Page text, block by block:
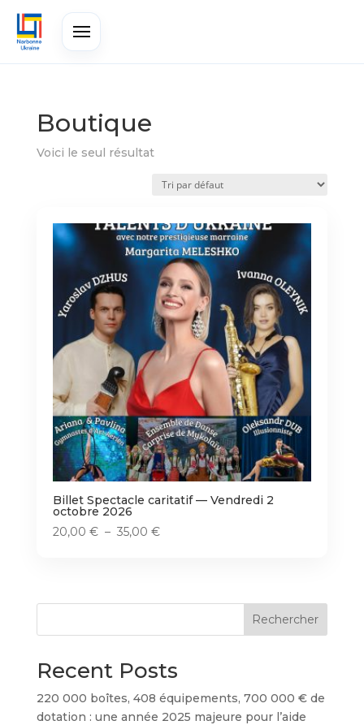
Boutique
Voici le seul résultat
Billet Spectacle caritatif — Vendredi 2
octobre 2026
20,00 € – 35,00 €Plage
à
Rechercher
Recent Posts
220 000 boîtes, 408 équipements, 700 000 € de
dotation : une année 2025 majeure pour l’aide